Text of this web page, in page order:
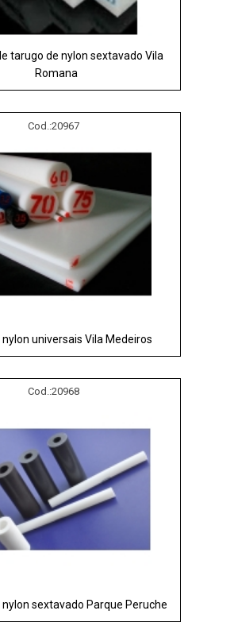
tarugo de nylon sextavado Vila
Romana
Cod.:20967
universais Vila Medeiros
Cod.:20968
sextavado Parque Peruche